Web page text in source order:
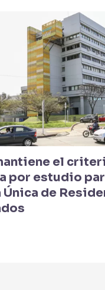
el
por estudio
Única de